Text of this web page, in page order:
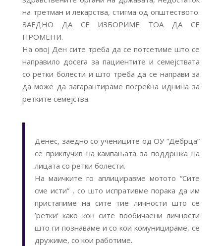
на третман и лекарства, стигма од општеството.
ЗАЕДНО ДА СЕ ИЗБОРИМЕ ТОА ДА СЕ
ПРОМЕНИ.
На овој Ден сите треба да се потсетиме што се
направило досега за пациентите и семејствата
со ретки болести и што треба да се направи за
да може да загарантираме посреќна иднина за
ретките семејства.
Денес, заедно со учениците од ОУ “Дебрца”
се приклучив на кампањата за поддршка на
лицата со ретки болести.
На маичките го аплициравме мотото “Сите
сме исти” , со што испративме порака да им
пристапиме на сите тие личности што се
’ретки‘ како кон сите вообичаени личности
што ги познаваме и со кои комуницираме, се
дружиме, со кои работиме.